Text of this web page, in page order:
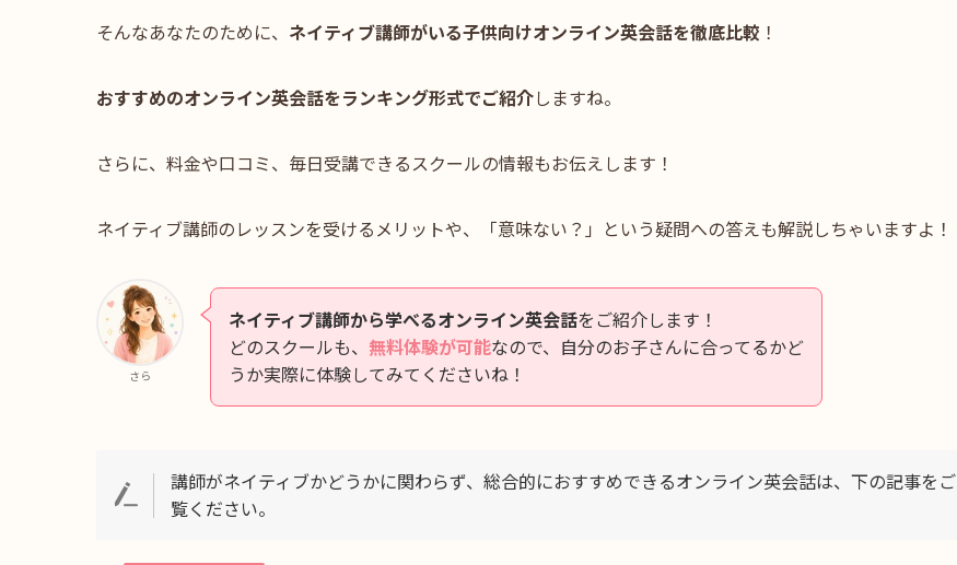
そんなあなたのために、 ネイティブ講師がいる子供向けオンライン英会話を徹底比較 ！
おすすめのオンライン英会話をランキング形式でご紹介しますね。
さらに、料金や口コミ、毎日受講できるスクールの情報もお伝えします！
ネイティブ講師のレッスンを受けるメリットや、「意味ない？」という疑問への答えも解説しちゃいますよ！
さら
ネイティブ講師から学べるオンライン英会話をご紹介します！
どのスクールも、 無料体験が可能なので、自分のお子さんに合ってるかど
うか実際に体験してみてくださいね！
講師がネイティブかどうかに関わらず、総合的におすすめできるオンライン英会話は、下の記事をご
覧ください。